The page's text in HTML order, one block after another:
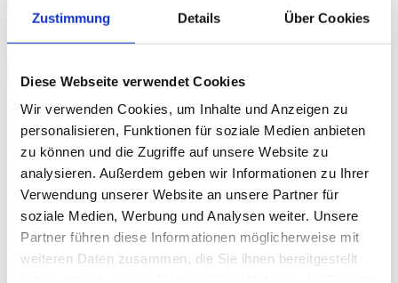
Zustimmung Details Über Cookies
Diese Webseite verwendet Cookies
Wir verwenden Cookies, um Inhalte und Anzeigen zu
personalisieren, Funktionen für soziale Medien anbieten
zu können und die Zugriffe auf unsere Website zu
analysieren. Außerdem geben wir Informationen zu Ihrer
Verwendung unserer Website an unsere Partner für
soziale Medien, Werbung und Analysen weiter. Unsere
Partner führen diese Informationen möglicherweise mit
weiteren Daten zusammen, die Sie ihnen bereitgestellt
Personalfragen
Schulungs- &
Fortbildungsangebote